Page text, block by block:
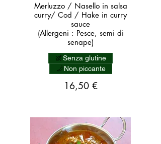
Merluzzo / Nasello in salsa
curry/ Cod / Hake in curry
sauce
(Allergeni : Pesce, semi di
senape)
16,50 €
Senza glutine
Non piccante